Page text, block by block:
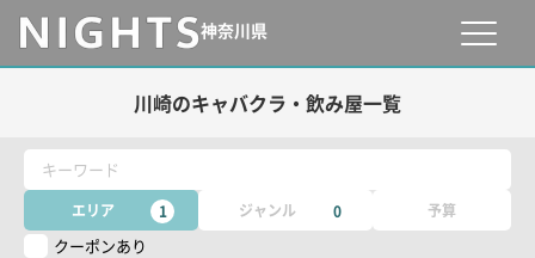
神奈川県
川崎のキャバクラ・飲み屋一覧
キーワード
エリア 1 ジャンル 0 予算
クーポンあり